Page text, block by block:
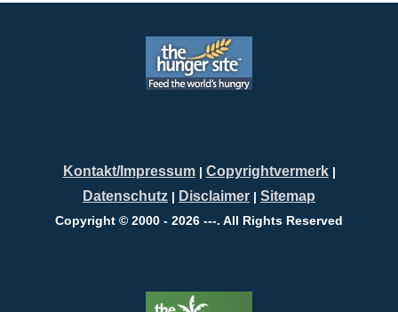
Kontakt/Impressum| Copyrightvermerk|
Datenschutz | Disclaimer | Sitemap
Copyright © 2000 - 2026 ---. All Rights Reserved